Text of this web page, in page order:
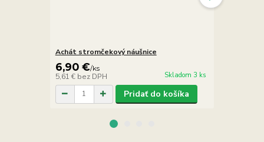
Achát stromčekový náušnice
6,90 €/ks
5,61 € bez DPH Skladom 3 ks
Pridať do košíka